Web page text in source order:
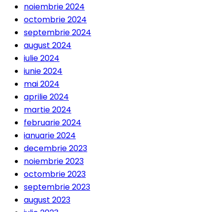
noiembrie 2024
octombrie 2024
septembrie 2024
august 2024
iulie 2024
iunie 2024
mai 2024
aprilie 2024
martie 2024
februarie 2024
ianuarie 2024
decembrie 2023
noiembrie 2023
octombrie 2023
septembrie 2023
august 2023